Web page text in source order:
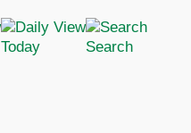
Today Search